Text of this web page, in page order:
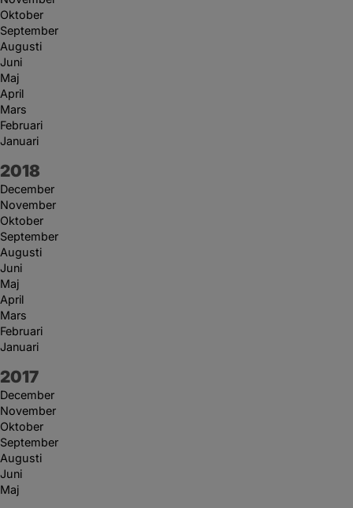
Oktober
September
Augusti
Juni
Maj
April
Mars
Februari
Januari
År:
2018
December
November
Oktober
September
Augusti
Juni
Maj
April
Mars
Februari
Januari
År:
2017
December
November
Oktober
September
Augusti
Juni
Maj